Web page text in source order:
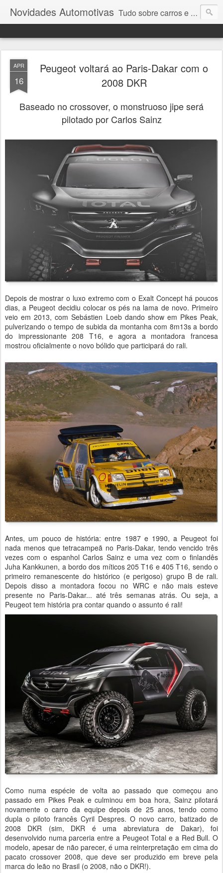
Novidades Automotivas Tudo sobre carros e motores
APR
16
Peugeot voltará ao Paris-Dakar com o
2008 DKR
Baseado no crossover, o monstruoso jipe será
pilotado por Carlos Sainz
Depois de mostrar o luxo extremo com o Exalt Concept há poucos
dias, a Peugeot decidiu colocar os pés na lama de novo. Primeiro
veio em 2013, com Sebástien Loeb dando show em Pikes Peak,
pulverizando o tempo de subida da montanha com 8m13s a bordo
do impressionante 208 T16, e agora a montadora francesa
mostrou oficialmente o novo bólido que participará do rali.
Antes, um pouco de história: entre 1987 e 1990, a Peugeot foi
nada menos que tetracampeã no Paris-Dakar, tendo vencido três
vezes com o espanhol Carlos Sainz e uma vez com o finlandês
Juha Kankkunen, a bordo dos míticos 205 T16 e 405 T16, sendo o
primeiro remanescente do histórico (e perigoso) grupo B de rali.
Depois disso a montadora focou no WRC e não mais esteve
presente no Paris-Dakar... até três semanas atrás. Ou seja, a
Peugeot tem história pra contar quando o assunto é rali!
Como numa espécie de volta ao passado que começou ano
passado em Pikes Peak e culminou em boa hora, Sainz pilotará
novamente o carro da equipe depois de 25 anos, tendo como
dupla o piloto francês Cyril Despres. O novo carro, batizado de
2008 DKR (sim, DKR é uma abreviatura de Dakar), foi
desenvolvido numa parceria entre a Peugeot Total e a Red Bull. O
modelo, apesar de não parecer, é uma reinterpretação em cima do
pacato crossover 2008, que deve ser produzido em breve pela
marca do leão no Brasil (o 2008, não o DKR!).